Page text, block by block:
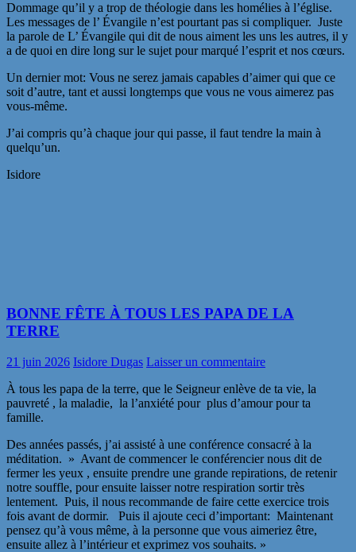
Dommage qu’il y a trop de théologie dans les homélies à l’église.
Les messages de l’ Évangile n’est pourtant pas si compliquer. Juste
la parole de L’ Évangile qui dit de nous aiment les uns les autres, il y
a de quoi en dire long sur le sujet pour marqué l’esprit et nos cœurs.
Un dernier mot: Vous ne serez jamais capables d’aimer qui que ce
soit d’autre, tant et aussi longtemps que vous ne vous aimerez pas
vous-même.
J’ai compris qu’à chaque jour qui passe, il faut tendre la main à
quelqu’un.
Isidore
BONNE FÊTE À TOUS LES PAPA DE LA
TERRE
21 juin 2026 Isidore Dugas Laisser un commentaire
À tous les papa de la terre, que le Seigneur enlève de ta vie, la
pauvreté , la maladie, la l’anxiété pour plus d’amour pour ta
famille.
Des années passés, j’ai assisté à une conférence consacré à la
méditation. » Avant de commencer le conférencier nous dit de
fermer les yeux , ensuite prendre une grande repirations, de retenir
notre souffle, pour ensuite laisser notre respiration sortir très
lentement. Puis, il nous recommande de faire cette exercice trois
fois avant de dormir. Puis il ajoute ceci d’important: Maintenant
pensez qu’à vous même, à la personne que vous aimeriez être,
ensuite allez à l’intérieur et exprimez vos souhaits. »